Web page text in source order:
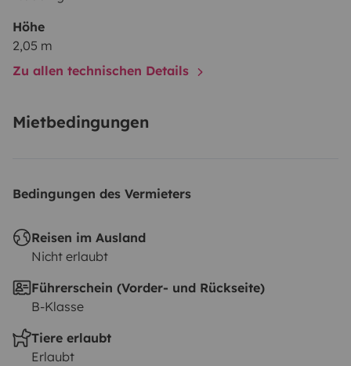
Höhe
2,05 m
Zu allen technischen Details
Mietbedingungen
Bedingungen des Vermieters
Reisen im Ausland
Nicht erlaubt
Führerschein (Vorder- und Rückseite)
B-Klasse
Tiere erlaubt
Erlaubt